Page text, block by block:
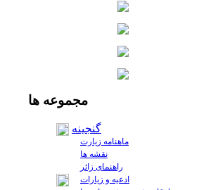
مجموعه ها
گنجینه
ماهنامه زیارت
نقشه ها
راهنمای زائر
ادعیه و زیارات